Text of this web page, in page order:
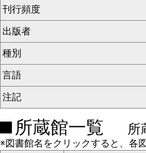
刊行頻度
出版者
種別
言語
注記
所蔵館一覧 所
※図書館名をクリックすると、各